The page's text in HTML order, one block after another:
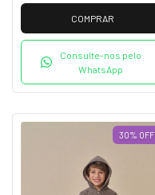
COMPRAR
Consulte-nos pelo
WhatsApp
30% OFF